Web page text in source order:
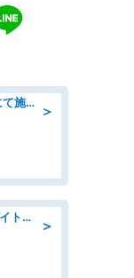
＞
工事・土木施工管理/総合技術商社にて施工管理のお仕事/即日勤務可/車通勤可/工事・土木施工管理/生産・品質管理
＞
ホールスタッフ/「未経験者さん&バイトデビューも大歓迎」残業ほぼなし×1日3時間〜勤務OK!フォロー体制も充実/広島県/広島市南区